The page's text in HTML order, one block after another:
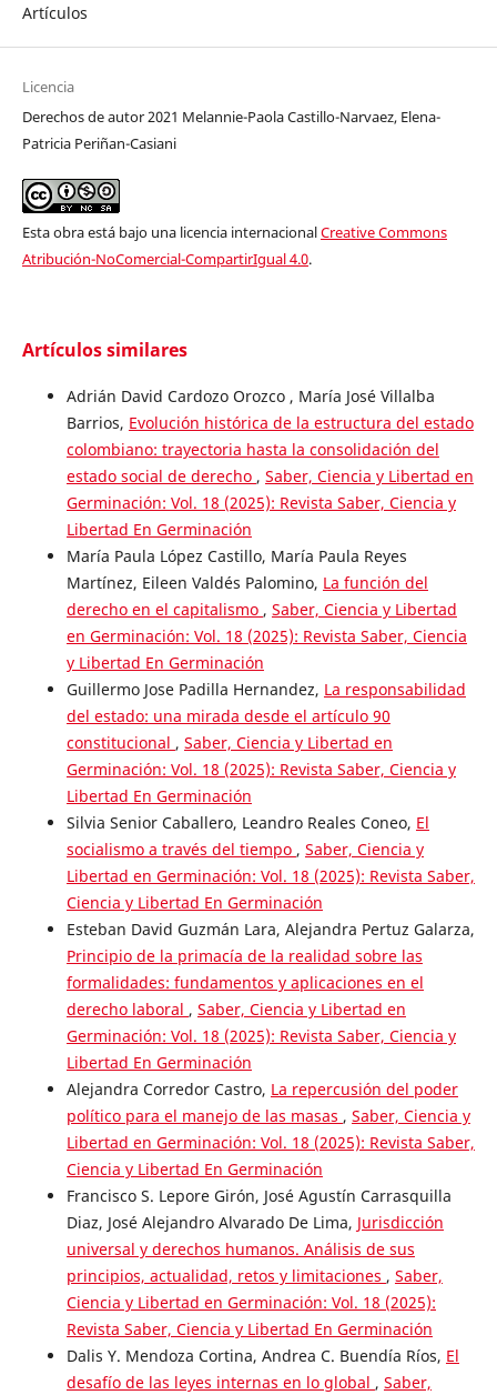
Artículos
Licencia
Derechos de autor 2021 Melannie-Paola Castillo-Narvaez, Elena-
Patricia Periñan-Casiani
Esta obra está bajo una licencia internacionalCreative Commons
Atribución-NoComercial-CompartirIgual 4.0.
Artículos similares
Adrián David Cardozo Orozco , María José Villalba
Barrios, Evolución histórica de la estructura del estado
colombiano: trayectoria hasta la consolidación del
estado social de derecho , Saber, Ciencia y Libertad en
Germinación: Vol. 18 (2025): Revista Saber, Ciencia y
Libertad En Germinación
María Paula López Castillo, María Paula Reyes
Martínez, Eileen Valdés Palomino, La función del
derecho en el capitalismo , Saber, Ciencia y Libertad
en Germinación: Vol. 18 (2025): Revista Saber, Ciencia
y Libertad En Germinación
Guillermo Jose Padilla Hernandez, La responsabilidad
del estado: una mirada desde el artículo 90
constitucional , Saber, Ciencia y Libertad en
Germinación: Vol. 18 (2025): Revista Saber, Ciencia y
Libertad En Germinación
Silvia Senior Caballero, Leandro Reales Coneo, El
socialismo a través del tiempo , Saber, Ciencia y
Libertad en Germinación: Vol. 18 (2025): Revista Saber,
Ciencia y Libertad En Germinación
Esteban David Guzmán Lara, Alejandra Pertuz Galarza,
Principio de la primacía de la realidad sobre las
formalidades: fundamentos y aplicaciones en el
derecho laboral , Saber, Ciencia y Libertad en
Germinación: Vol. 18 (2025): Revista Saber, Ciencia y
Libertad En Germinación
Alejandra Corredor Castro, La repercusión del poder
político para el manejo de las masas , Saber, Ciencia y
Libertad en Germinación: Vol. 18 (2025): Revista Saber,
Ciencia y Libertad En Germinación
Francisco S. Lepore Girón, José Agustín Carrasquilla
Diaz, José Alejandro Alvarado De Lima, Jurisdicción
universal y derechos humanos. Análisis de sus
principios, actualidad, retos y limitaciones , Saber,
Ciencia y Libertad en Germinación: Vol. 18 (2025):
Revista Saber, Ciencia y Libertad En Germinación
Dalis Y. Mendoza Cortina, Andrea C. Buendía Ríos, El
desafío de las leyes internas en lo global , Saber,